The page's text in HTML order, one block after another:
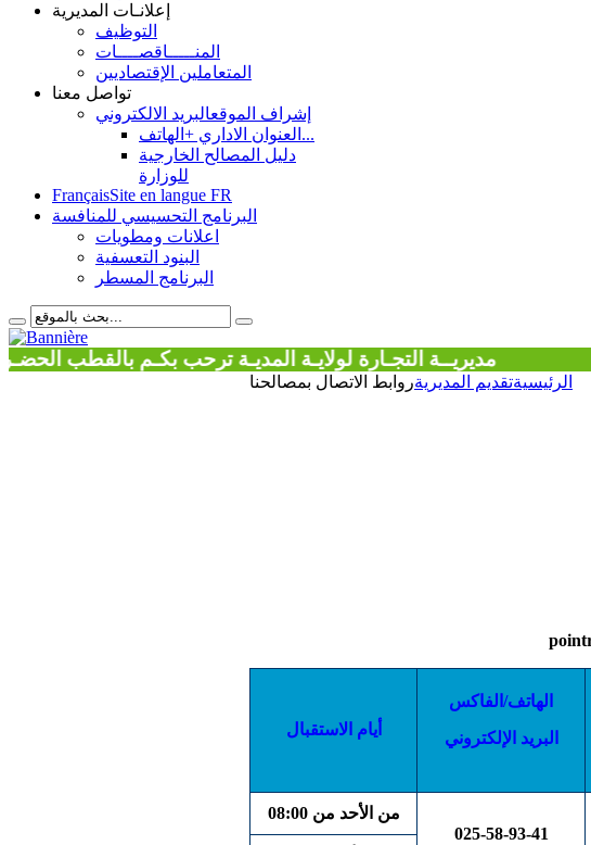
إعلانـات المديرية
التوظيف
المنـــــاقصــــات
المتعاملين الإقتصاديين
تواصل معنا
إشراف الموقعالبريد الالكتروني
العنوان الاداري +الهاتف...
دليل المصالح الخارجية
للوزارة
FrançaisSite en langue FR
البرنامج التحسيسي للمنافسة
اعلانات ومطويات
البنود التعسفية
البرنامج المسطر
مديريــة التجـارة لولايـة المديـة ترحب بكـم بالقطب الحضـري
الرئيسيةتقديم المديريةروابط الاتصال بمصالحنا
الهاتف/الفاكس
البريد الإلكتروني
أيام الاستقبال
025-58-93-41
من الأحد من 08:00